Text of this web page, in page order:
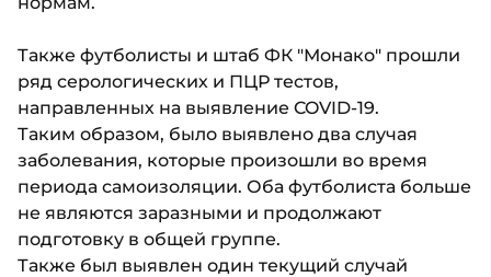
Также футболисты и штаб ФК "Монако" прошли
ряд серологических и ПЦР тестов,
направленных на выявление COVID-19.
Таким образом, было выявлено два случая
заболевания, которые произошли во время
периода самоизоляции. Оба футболиста больше
не являются заразными и продолжают
подготовку в общей группе.
Также был выявлен один текущий случай